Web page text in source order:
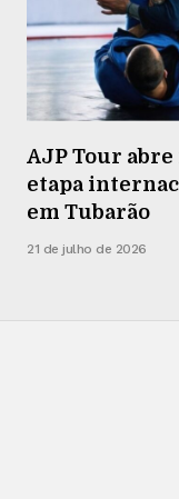
AJP Tour
etapa
em Tubarão
21 de julho de 2026